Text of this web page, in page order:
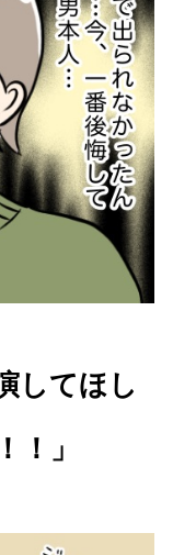
してほし
！」